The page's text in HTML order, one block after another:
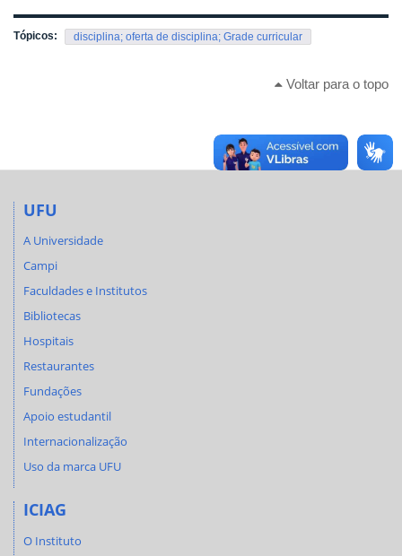
Tópicos: disciplina; oferta de disciplina; Grade curricular
Voltar para o topo
UFU
A Universidade
Campi
Faculdades e Institutos
Bibliotecas
Hospitais
Restaurantes
Fundações
Apoio estudantil
Internacionalização
Uso da marca UFU
ICIAG
O Instituto